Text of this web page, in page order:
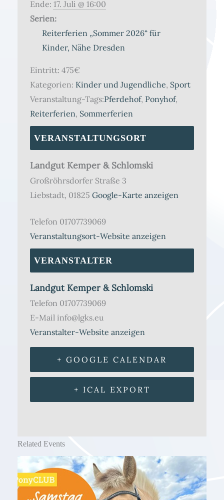
Ende: 17. Juli @ 16:00
Serien:
Reiterferien „Sommer 2026“ für
Kinder, Nähe Dresden
Eintritt: 475€
Kategorien: Kinder und Jugendliche, Sport
Veranstaltung-Tags:Pferdehof, Ponyhof,
Reiterferien, Sommerferien
VERANSTALTUNGSORT
Landgut Kemper & Schlomski
Großröhrsdorfer Straße 3
Liebstadt, 01825 Google-Karte anzeigen
Telefon 01707739069
Veranstaltungsort-Website anzeigen
VERANSTALTER
Landgut Kemper & Schlomski
Telefon 01707739069
E-Mail info@lgks.eu
Veranstalter-Website anzeigen
+ GOOGLE CALENDAR
+ ICAL EXPORT
Related Events